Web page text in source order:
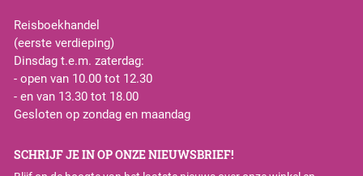
Reisboekhandel
(eerste verdieping)
Dinsdag t.e.m. zaterdag:
- open van 10.00 tot 12.30
- en van 13.30 tot 18.00
Gesloten op zondag en maandag
SCHRIJF JE IN OP ONZE NIEUWSBRIEF!